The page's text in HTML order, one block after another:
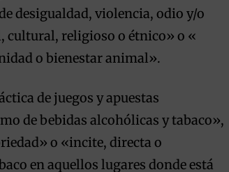
desigualdad, violencia, odio y/o
cultural, religioso o étnico» o «
o bienestar animal».
de juegos y apuestas
de bebidas alcohólicas y tabaco»,
o «incite, directa o
en aquellos lugares donde está